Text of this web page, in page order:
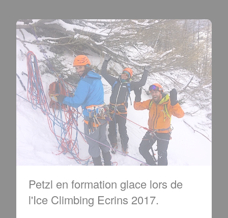
Petzl en formation glace lors de
l'Ice Climbing Ecrins 2017.